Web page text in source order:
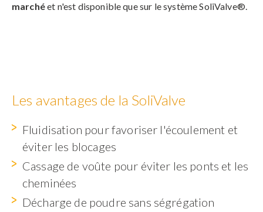
marchéet n'est disponible que sur le système SoliValve®.
Les avantages de la SoliValve
Fluidisation pour favoriser l'écoulement et
éviter les blocages
Cassage de voûte pour éviter les ponts et les
cheminées
Décharge de poudre sans ségrégation